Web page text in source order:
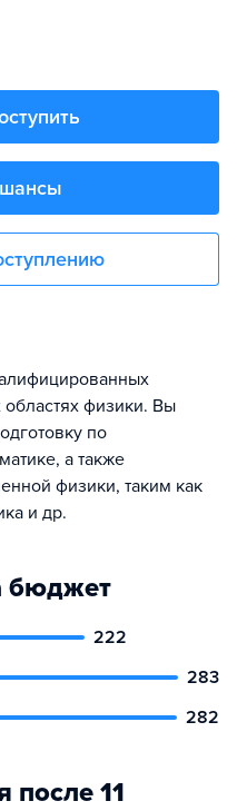
физики. Вы
по
а также
физики, таким как
и др.
бюджет
222
283
282
после 11